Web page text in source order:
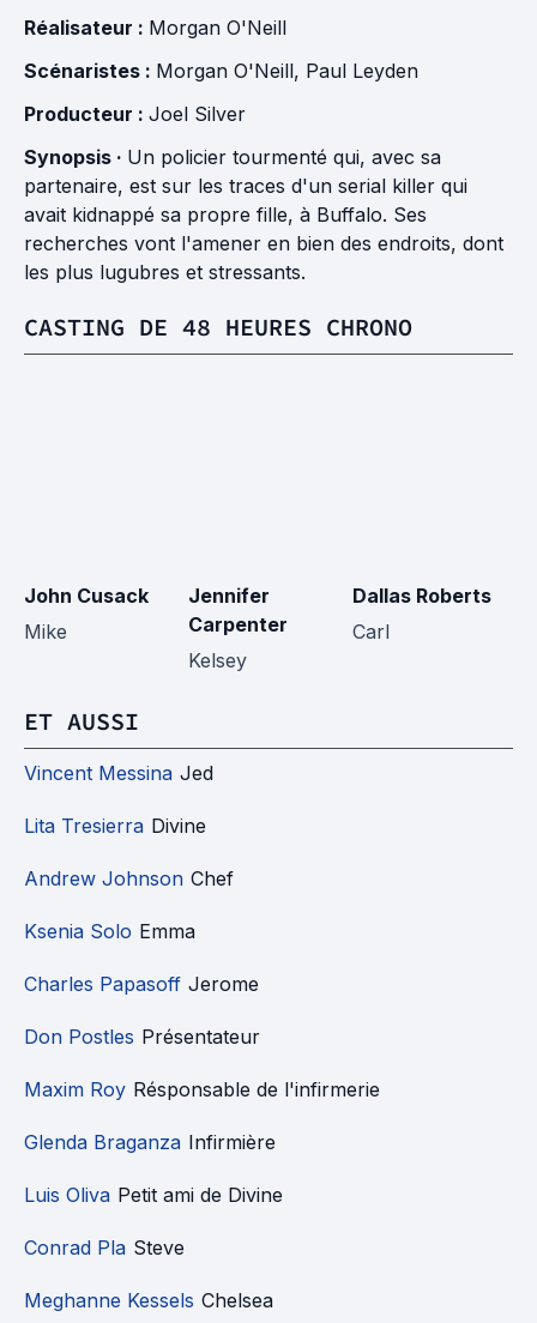
Réalisateur : Morgan O'Neill
Scénaristes : Morgan O'Neill, Paul Leyden
Producteur : Joel Silver
Synopsis · Un policier tourmenté qui, avec sa
partenaire, est sur les traces d'un serial killer qui
avait kidnappé sa propre fille, à Buffalo. Ses
recherches vont l'amener en bien des endroits, dont
les plus lugubres et stressants.
CASTING DE 48 HEURES CHRONO
John Cusack
Mike
Jennifer
Carpenter
Kelsey
Dallas Roberts
Carl
ET AUSSI
Vincent Messina Jed
Lita Tresierra Divine
Andrew Johnson Chef
Ksenia Solo Emma
Charles Papasoff Jerome
Don Postles Présentateur
Maxim Roy Résponsable de l'infirmerie
Glenda Braganza Infirmière
Luis Oliva Petit ami de Divine
Conrad Pla Steve
Meghanne Kessels Chelsea